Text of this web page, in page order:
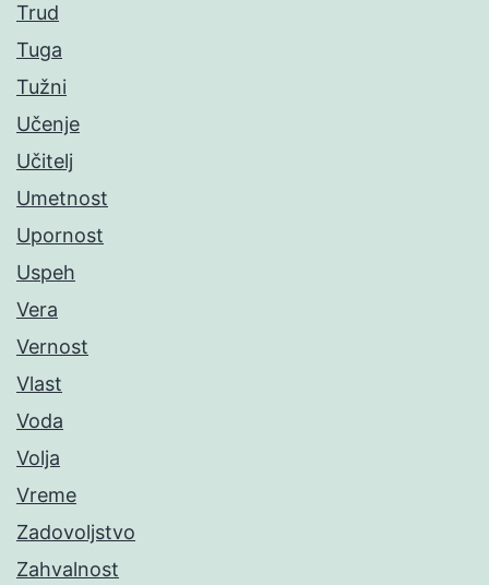
Trud
Tuga
Tužni
Učenje
Učitelj
Umetnost
Upornost
Uspeh
Vera
Vernost
Vlast
Voda
Volja
Vreme
Zadovoljstvo
Zahvalnost